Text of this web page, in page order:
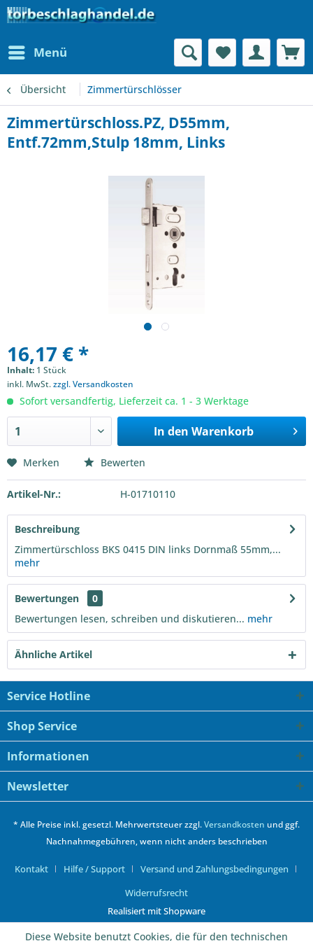
Menü
Übersicht Zimmertürschlösser
Zimmertürschloss.PZ, D55mm,
Entf.72mm,Stulp 18mm, Links
16,17 € *
Inhalt: 1 Stück
inkl. MwSt.zzgl. Versandkosten
Sofort versandfertig, Lieferzeit ca. 1 - 3 Werktage
In den Warenkorb
Merken Bewerten
Artikel-Nr.: H-01710110
Beschreibung
Zimmertürschloss BKS 0415 DIN links Dornmaß 55mm,...
mehr
Bewertungen
0
Bewertungen lesen, schreiben und diskutieren... mehr
Ähnliche Artikel
Service Hotline
Shop Service
Informationen
Newsletter
* Alle Preise inkl. gesetzl. Mehrwertsteuer zzgl.Versandkosten und ggf.
Nachnahmegebühren, wenn nicht anders beschrieben
Kontakt Hilfe / Support
Versand und Zahlungsbedingungen
Widerrufsrecht
Realisiert mit Shopware
Diese Website benutzt Cookies, die für den technischen